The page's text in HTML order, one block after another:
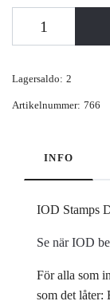
Lagersaldo: 2
Artikelnummer: 766
INFO
IOD Stamps
Se när IOD
För alla som
som det låter: